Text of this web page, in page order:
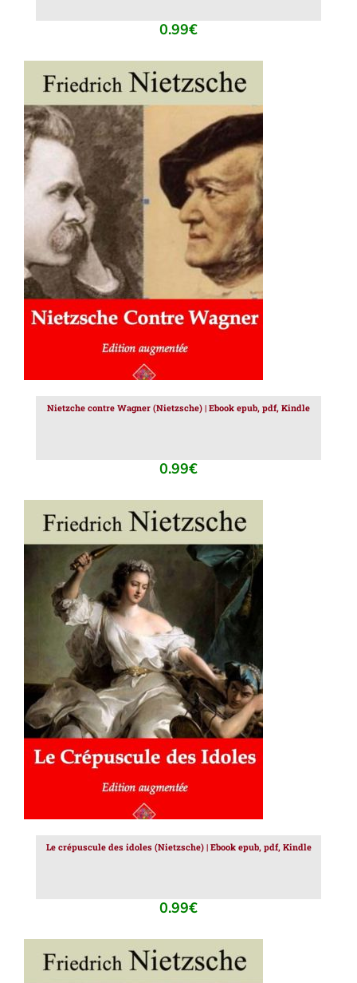
0.99€
AJOUTER AU PANIER DÉTAILS
Nietzche contre Wagner (Nietzsche) | Ebook epub, pdf, Kindle
0.99€
AJOUTER AU PANIER / DÉTAILS
Le crépuscule des idoles (Nietzsche) | Ebook epub, pdf, Kindle
0.99€